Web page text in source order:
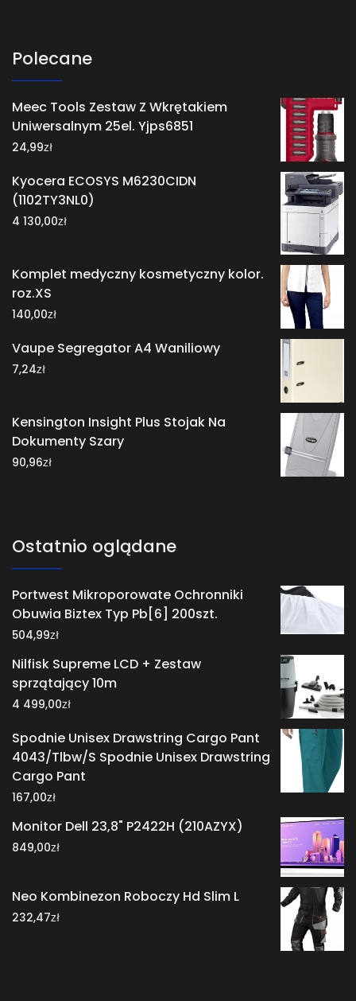
Polecane
Meec Tools Zestaw Z Wkrętakiem
Uniwersalnym 25el. Yjps6851
24,99zł
Kyocera ECOSYS M6230CIDN
(1102TY3NL0)
4 130,00zł
Komplet medyczny kosmetyczny kolor.
roz.XS
140,00zł
Vaupe Segregator A4 Waniliowy
7,24zł
Kensington Insight Plus Stojak Na
Dokumenty Szary
90,96zł
Ostatnio oglądane
Portwest Mikroporowate Ochronniki
Obuwia Biztex Typ Pb[6] 200szt.
504,99zł
Nilfisk Supreme LCD + Zestaw
sprzątający 10m
4 499,00zł
Spodnie Unisex Drawstring Cargo Pant
4043/Tlbw/S Spodnie Unisex Drawstring
Cargo Pant
167,00zł
Monitor Dell 23,8" P2422H (210AZYX)
849,00zł
Neo Kombinezon Roboczy Hd Slim L
232,47zł